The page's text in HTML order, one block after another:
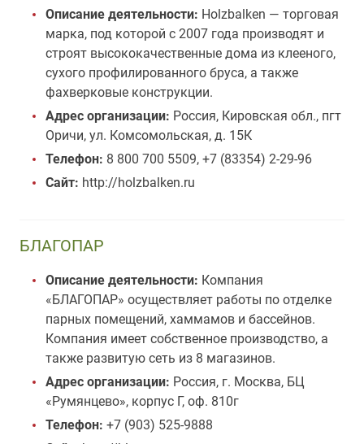
Описание деятельности: Holzbalken — торговая
марка, под которой с 2007 года производят и
строят высококачественные дома из клееного,
сухого профилированного бруса, а также
фахверковые конструкции.
Адрес организации: Россия, Кировская обл., пгт
Оричи, ул. Комсомольская, д. 15К
Телефон: 8 800 700 5509, +7 (83354) 2-29-96
Сайт: http://holzbalken.ru
БЛАГОПАР
Описание деятельности: Компания
«БЛАГОПАР» осуществляет работы по отделке
парных помещений, хаммамов и бассейнов.
Компания имеет собственное производство, а
также развитую сеть из 8 магазинов.
Адрес организации: Россия, г. Москва, БЦ
«Румянцево», корпус Г, оф. 810г
Телефон: +7 (903) 525-9888